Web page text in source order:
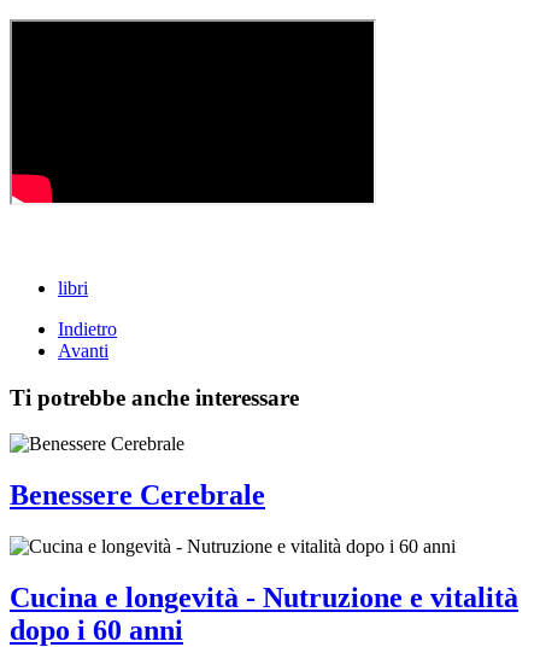
libri
Indietro
Avanti
Ti potrebbe anche interessare
Benessere Cerebrale
Cucina e longevità - Nutruzione e vitalità
dopo i 60 anni